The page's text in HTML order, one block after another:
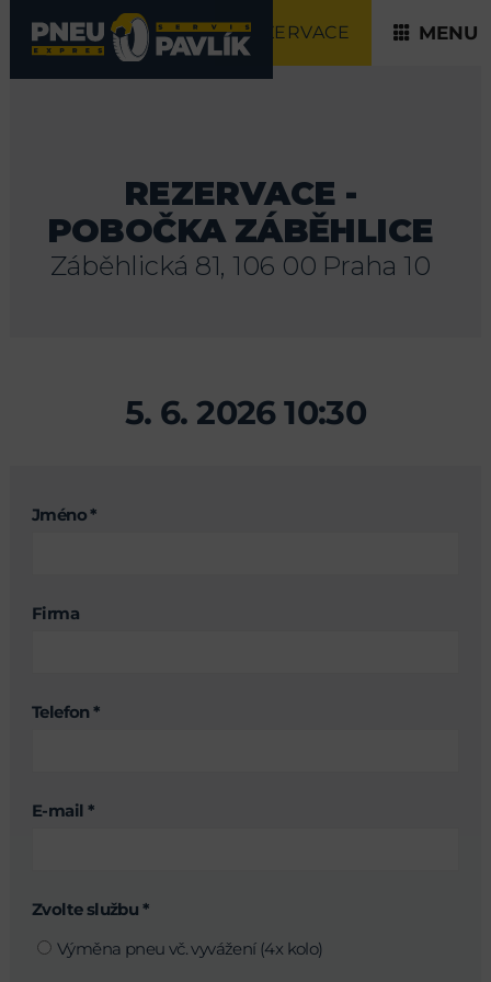
MENU
REZERVACE
REZERVACE -
POBOČKA ZÁBĚHLICE
Záběhlická 81, 106 00 Praha 10
5. 6. 2026 10:30
Jméno *
Firma
Telefon *
E-mail *
Zvolte službu *
Výměna pneu vč. vyvážení (4x kolo)